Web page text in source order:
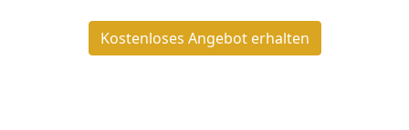
Kostenloses Angebot erhalten